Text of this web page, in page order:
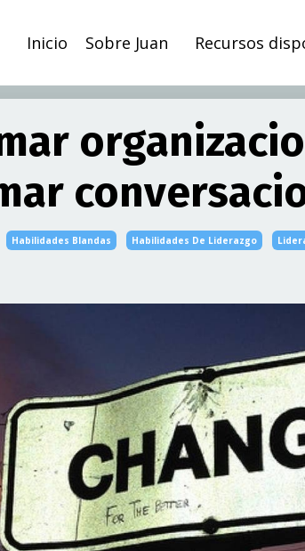
Inicio Sobre Juan Recursos
Habilidades Blandas Habilidades De Liderazgo